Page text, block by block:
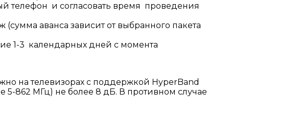
телефон и согласовать время проведения
аванса зависит от выбранного пакета
1-3 календарных дней с момента
на телевизорах c поддержкой HyperBand
5-862 МГц) не более 8 дБ. В противном случае